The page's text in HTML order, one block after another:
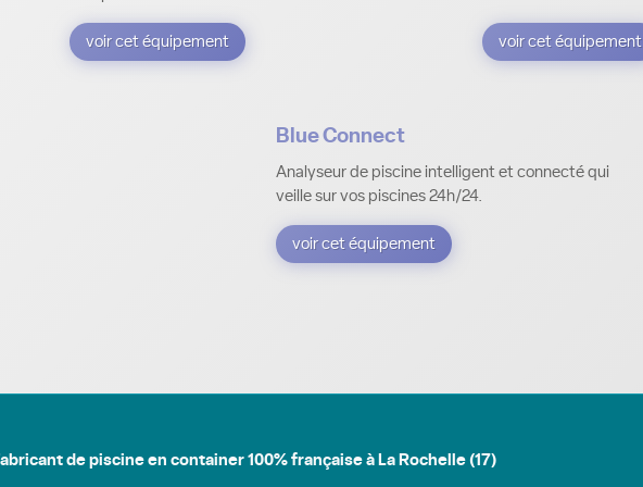
voir cet équipement voir cet équipement
Blue Connect
Analyseur de piscine intelligent et connecté qui
veille sur vos piscines 24h/24.
voir cet équipement
de piscine en container 100% française à La Rochelle (17)